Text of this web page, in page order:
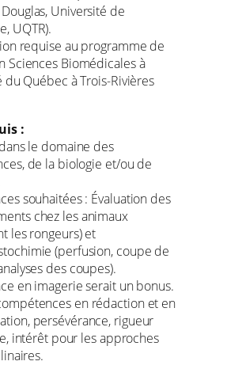
Université de
UQTR).
requise au programme de
Sciences Biomédicales à
du Québec à Trois-Rivières
:
le domaine des
de la biologie et/ou de
souhaitées : Évaluation des
chez les animaux
les rongeurs) et
(perfusion, coupe de
des coupes).
en imagerie serait un bonus.
en rédaction et en
persévérance, rigueur
intérêt pour les approches